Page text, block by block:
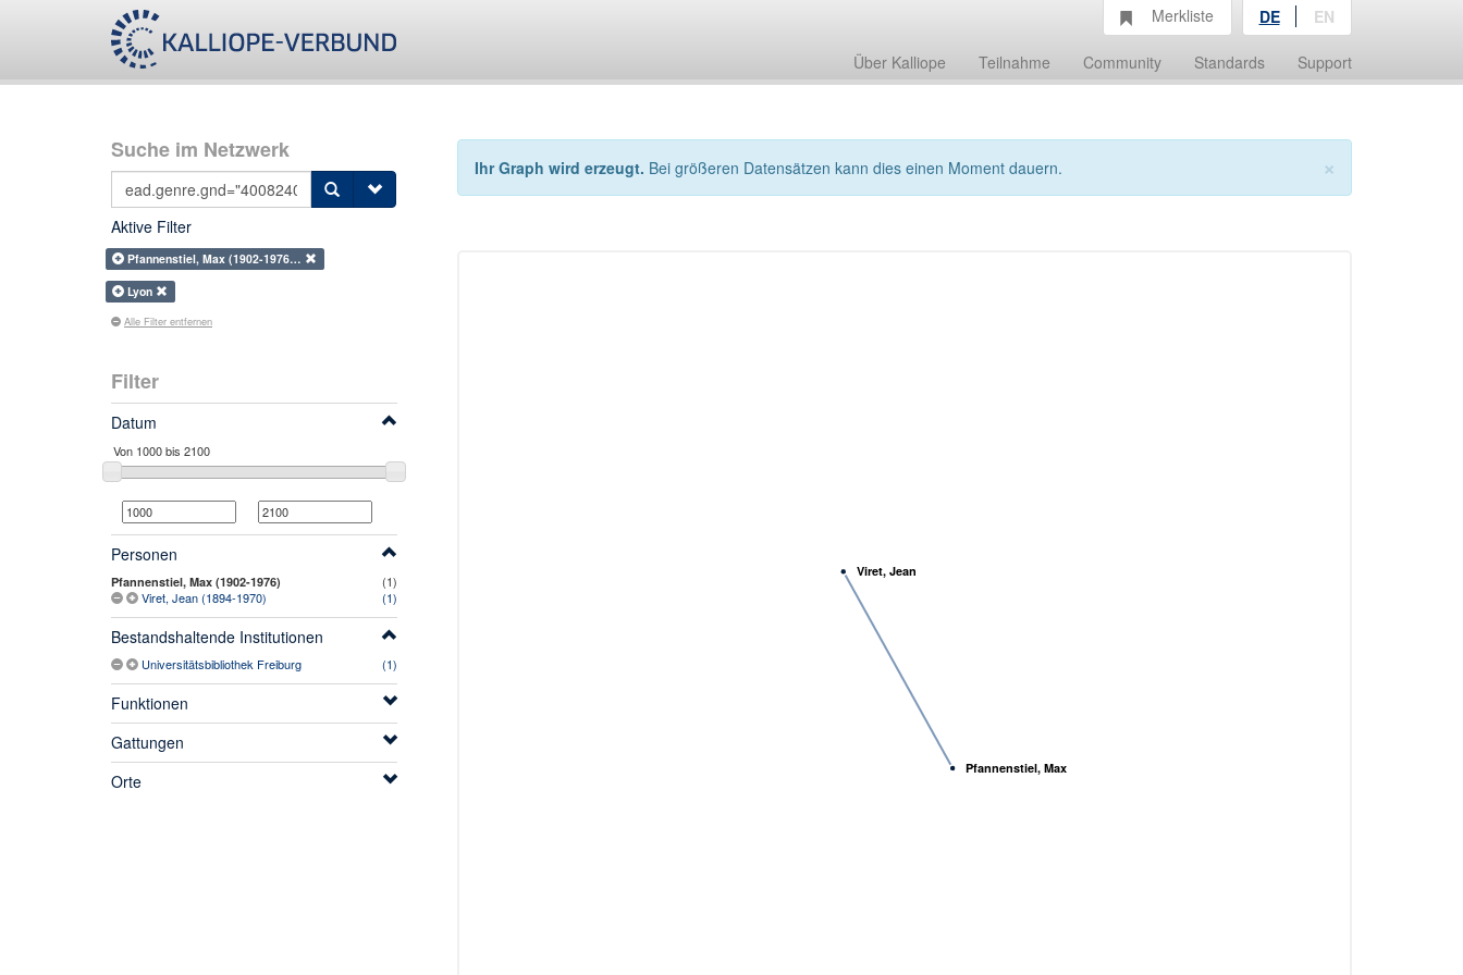
Über Kalliope Teilnahme Community Standards Support
Merkliste DE EN
Suche im Netzwerk
Aktive Filter
Pfannenstiel, Max (1902-1976…
Lyon
Alle Filter entfernen
Filter
Datum
Personen
Pfannenstiel, Max (1902-1976)
(1)
Viret, Jean (1894-1970)
(1)
Bestandshaltende Institutionen
Universitätsbibliothek Freiburg (1)
Funktionen
Gattungen
Orte
×
Ihr Graph wird erzeugt. Bei größeren Datensätzen kann dies einen Moment dauern.
Pfannenstiel, Max
Viret, Jean